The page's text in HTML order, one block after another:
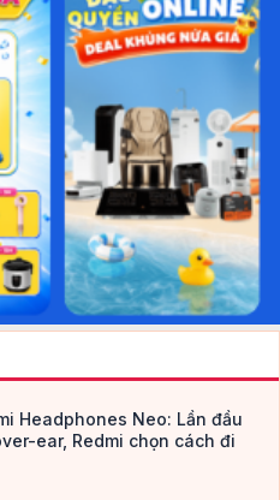
Headphones Neo: Lần đầu
ear, Redmi chọn cách đi